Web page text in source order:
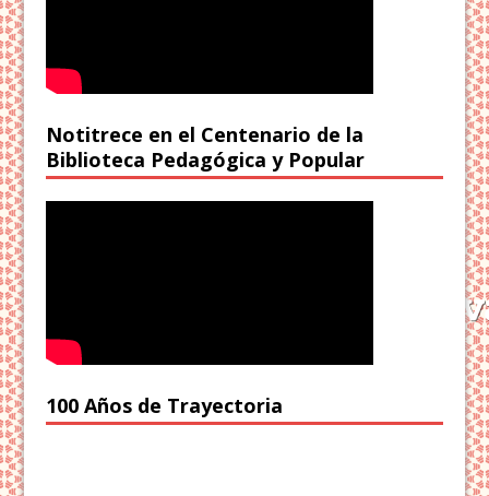
Notitrece en el Centenario de la
Biblioteca Pedagógica y Popular
100 Años de Trayectoria